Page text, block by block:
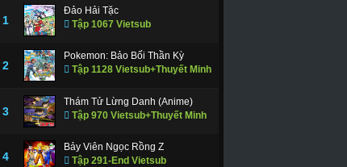
1
Đảo Hải Tặc
Tập 1067 Vietsub
2
Pokemon: Bảo Bối Thần Kỳ
Tập 1128 Vietsub+Thuyết Minh
3
Thám Tử Lừng Danh (Anime)
Tập 970 Vietsub+Thuyết Minh
4
Bảy Viên Ngọc Rồng Z
Tập 291-End Vietsub